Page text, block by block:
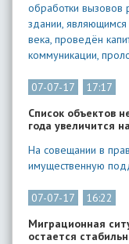
обработки
здании, являющимся
века, проведён
коммуникации,
07-07-17
17:17
Список объектов
года увеличится
На совещании в
имущественную
07-07-17
16:22
Миграционная
остается